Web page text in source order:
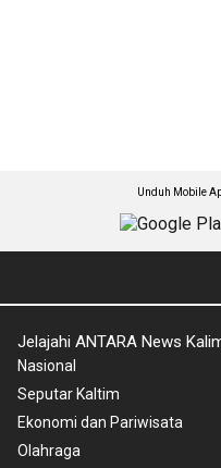
Unduh Mobile
Jelajahi ANTARA News
Nasional
Seputar Kaltim
Ekonomi dan Pariwisata
Olahraga